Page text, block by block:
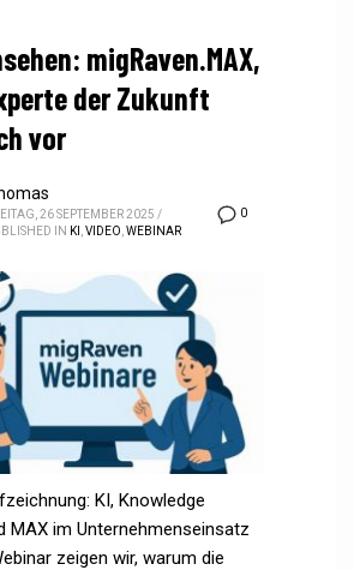
migRaven.MAX,
der Zukunft
vor
0
26 SEPTEMBER 2025 /
IN KI ,VIDEO,WEBINAR
KI, Knowledge
MAX im Unternehmenseinsatz
zeigen wir, warum die